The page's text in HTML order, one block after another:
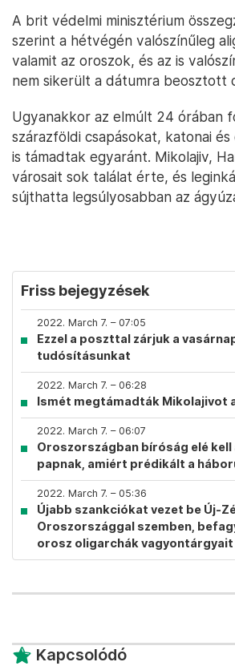
A brit védelmi minisztérium
szerint a hétvégén valószínűleg
valamit az oroszok, és az is
nem sikerült a dátumra beosztott
Ugyanakkor az elmúlt 24 órában
szárazföldi csapásokat, katonai
is támadtak egyaránt. Mikolajiv,
városait sok találat érte, és
sújthatta legsúlyosabban az
Friss bejegyzések
2022. March 7. – 07:05
Ezzel a poszttal zárjuk a
tudósításunkat
2022. March 7. – 06:28
Ismét megtámadták Mikolajivot
2022. March 7. – 06:07
Oroszországban bíróság elé kell
papnak, amiért prédikált a
2022. March 7. – 05:36
Újabb szankciókat vezet be Új-
Oroszországgal szemben,
orosz oligarchák vagyontárgyait
Kapcsolódó